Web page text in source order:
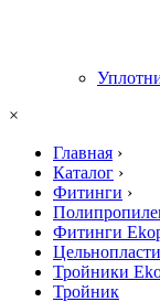
×
Главная ›
Каталог ›
Фитинги ›
Фитинги
Тройники
Тройник